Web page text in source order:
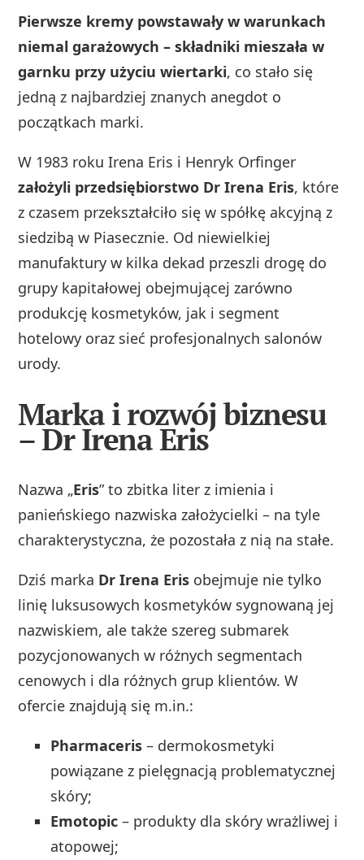
Pierwsze kremy powstawały w warunkach
niemal garażowych – składniki mieszała w
garnku przy użyciu wiertarki, co stało się
jedną z najbardziej znanych anegdot o
początkach marki.
W 1983 roku Irena Eris i Henryk Orfinger
założyli przedsiębiorstwo Dr Irena Eris, które
z czasem przekształciło się w spółkę akcyjną z
siedzibą w Piasecznie. Od niewielkiej
manufaktury w kilka dekad przeszli drogę do
grupy kapitałowej obejmującej zarówno
produkcję kosmetyków, jak i segment
hotelowy oraz sieć profesjonalnych salonów
urody.
Marka i rozwój biznesu
– Dr Irena Eris
Nazwa „Eris” to zbitka liter z imienia i
panieńskiego nazwiska założycielki – na tyle
charakterystyczna, że pozostała z nią na stałe.
Dziś marka Dr Irena Eris obejmuje nie tylko
linię luksusowych kosmetyków sygnowaną jej
nazwiskiem, ale także szereg submarek
pozycjonowanych w różnych segmentach
cenowych i dla różnych grup klientów. W
ofercie znajdują się m.in.:
Pharmaceris – dermokosmetyki
powiązane z pielęgnacją problematycznej
skóry;
Emotopic – produkty dla skóry wrażliwej i
atopowej;